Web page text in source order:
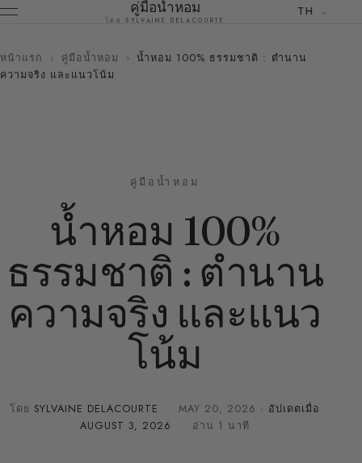
คู่มือน้ำหอม
โดย SYLVAINE DELACOURTE
TH
หน้าแรก › คู่มือน้ำหอม › น้ำหอม 100% ธรรมชาติ : ตำนาน
ความจริง และแนวโน้ม
คู่มือน้ำหอม
น้ำหอม 100%
ธรรมชาติ : ตำนาน
ความจริง และแนว
โน้ม
โดย SYLVAINE DELACOURTE ·MAY 20, 2026 · อัปเดตเมื่อ
AUGUST 3, 2026
· อ่าน 1 นาที